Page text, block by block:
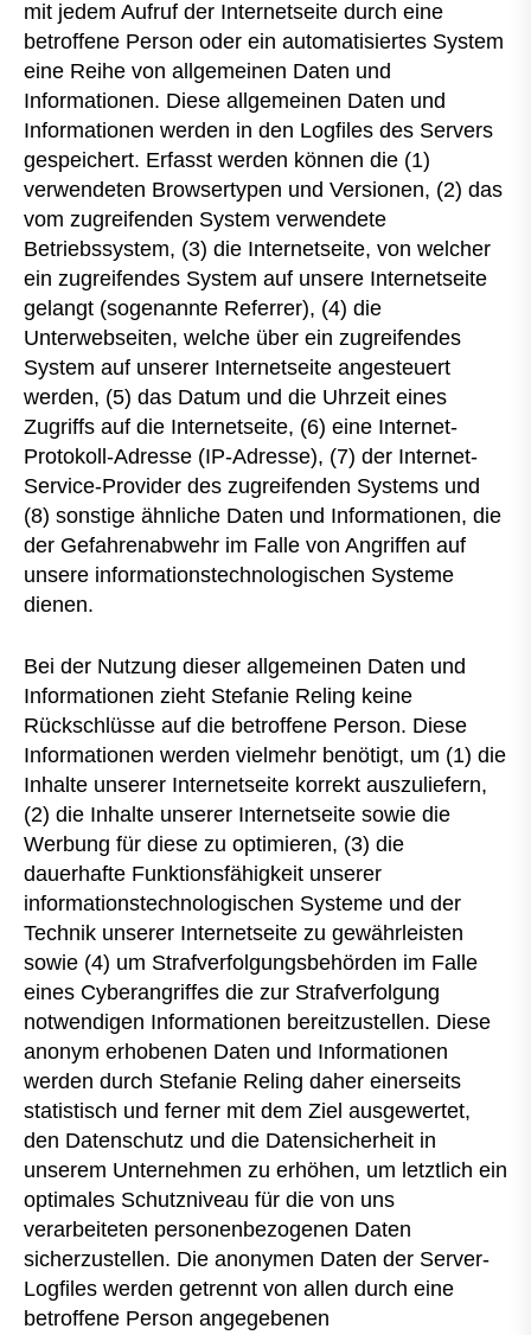
mit jedem Aufruf der Internetseite durch eine
betroffene Person oder ein automatisiertes System
eine Reihe von allgemeinen Daten und
Informationen. Diese allgemeinen Daten und
Informationen werden in den Logfiles des Servers
gespeichert. Erfasst werden können die (1)
verwendeten Browsertypen und Versionen, (2) das
vom zugreifenden System verwendete
Betriebssystem, (3) die Internetseite, von welcher
ein zugreifendes System auf unsere Internetseite
gelangt (sogenannte Referrer), (4) die
Unterwebseiten, welche über ein zugreifendes
System auf unserer Internetseite angesteuert
werden, (5) das Datum und die Uhrzeit eines
Zugriffs auf die Internetseite, (6) eine Internet-
Protokoll-Adresse (IP-Adresse), (7) der Internet-
Service-Provider des zugreifenden Systems und
(8) sonstige ähnliche Daten und Informationen, die
der Gefahrenabwehr im Falle von Angriffen auf
unsere informationstechnologischen Systeme
dienen.
Bei der Nutzung dieser allgemeinen Daten und
Informationen zieht Stefanie Reling keine
Rückschlüsse auf die betroffene Person. Diese
Informationen werden vielmehr benötigt, um (1) die
Inhalte unserer Internetseite korrekt auszuliefern,
(2) die Inhalte unserer Internetseite sowie die
Werbung für diese zu optimieren, (3) die
dauerhafte Funktionsfähigkeit unserer
informationstechnologischen Systeme und der
Technik unserer Internetseite zu gewährleisten
sowie (4) um Strafverfolgungsbehörden im Falle
eines Cyberangriffes die zur Strafverfolgung
notwendigen Informationen bereitzustellen. Diese
anonym erhobenen Daten und Informationen
werden durch Stefanie Reling daher einerseits
statistisch und ferner mit dem Ziel ausgewertet,
den Datenschutz und die Datensicherheit in
unserem Unternehmen zu erhöhen, um letztlich ein
optimales Schutzniveau für die von uns
verarbeiteten personenbezogenen Daten
sicherzustellen. Die anonymen Daten der Server-
Logfiles werden getrennt von allen durch eine
betroffene Person angegebenen